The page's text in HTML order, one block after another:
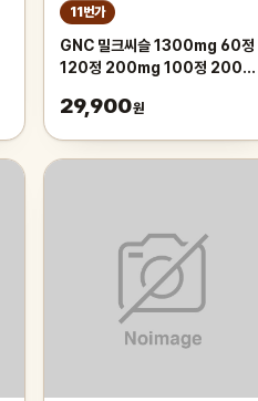
11번가
GNC 밀크씨슬 1300mg 60정
120정 200mg 100정 200정
29,900원